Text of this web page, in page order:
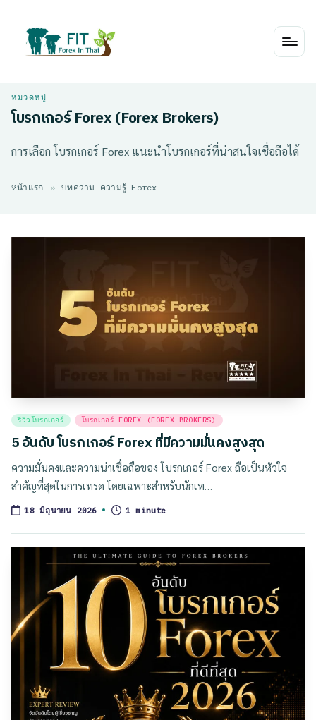
โบรกเกอร์ Forex (Forex Brokers)
การเลือก โบรกเกอร์ Forex แนะนำโบรกเกอร์ที่น่าสนใจเชื่อถือได้
หน้าแรก » บทความ ความรู้ Forex
Posted
รีวิวโบรกเกอร์ โบรกเกอร์ FOREX (FOREX BROKERS)
5 อันดับ โบรกเกอร์ Forex ที่มีความมั่นคงสูงสุด
ความมั่นคงและความน่าเชื่อถือของ โบรกเกอร์ Forex ถือเป็นหัวใจ
สำคัญที่สุดในการเทรด โดยเฉพาะสำหรับนักเท…
18 มิถุนายน 2026 1 minute